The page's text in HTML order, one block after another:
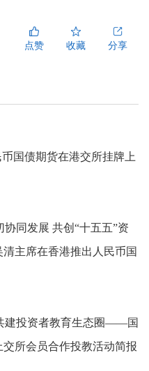
点赞 收藏 分享
国债期货在港交所挂牌上
同发展 共创“十五五”资
主席在香港推出人民币国
建投资者教育生态圈——国
所会员合作投教活动简报